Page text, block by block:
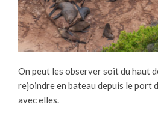
On peut les observer soit du haut
rejoindre en bateau depuis le port
avec elles.